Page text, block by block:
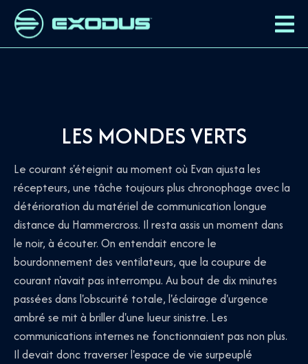
LES MONDES VERTS
Le courant s'éteignit au moment où Evan ajusta les
récepteurs, une tâche toujours plus chronophage avec la
détérioration du matériel de communication longue
distance du Hammercross. Il resta assis un moment dans
le noir, à écouter. On entendait encore le
bourdonnement des ventilateurs, que la coupure de
courant n'avait pas interrompu. Au bout de dix minutes
passées dans l'obscurité totale, l'éclairage d'urgence
ambré se mit à briller d'une lueur sinistre. Les
communications internes ne fonctionnaient pas non plus.
Il devait donc traverser l'espace de vie surpeuplé